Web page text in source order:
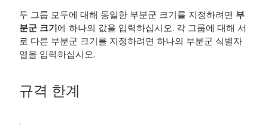
두 그룹 모두에 대해 동일한 부분군 크기를 지정하려면 부
분군 크기에 하나의 값을 입력하십시오. 각 그룹에 대해 서
로 다른 부분군 크기를 지정하려면 하나의 부분군 식별자
열을 입력하십시오.
규격 한계